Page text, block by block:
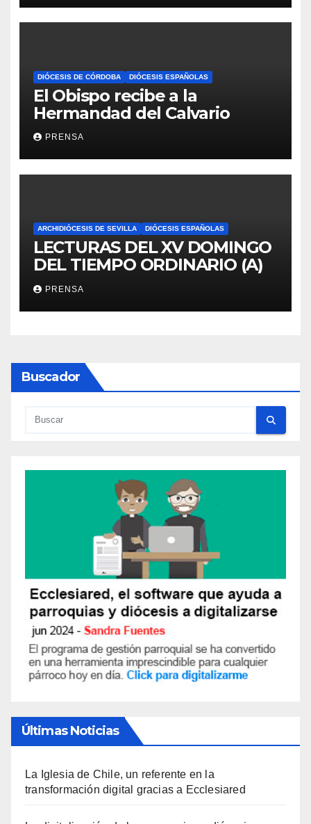
DIÓCESIS DE CÓRDOBA DIÓCESIS ESPAÑOLAS
El Obispo recibe a la
Hermandad del Calvario
PRENSA
ARCHIDIÓCESIS DE SEVILLA DIÓCESIS ESPAÑOLAS
LECTURAS DEL XV DOMINGO
DEL TIEMPO ORDINARIO (A)
PRENSA
Buscador
Últimas Noticias
La Iglesia de Chile, un referente en la
transformación digital gracias a Ecclesiared